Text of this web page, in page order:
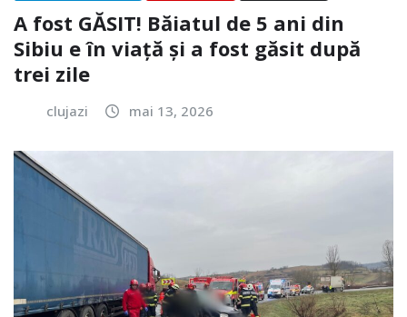
A fost GĂSIT! Băiatul de 5 ani din
Sibiu e în viață și a fost găsit după
trei zile
clujazi mai 13, 2026